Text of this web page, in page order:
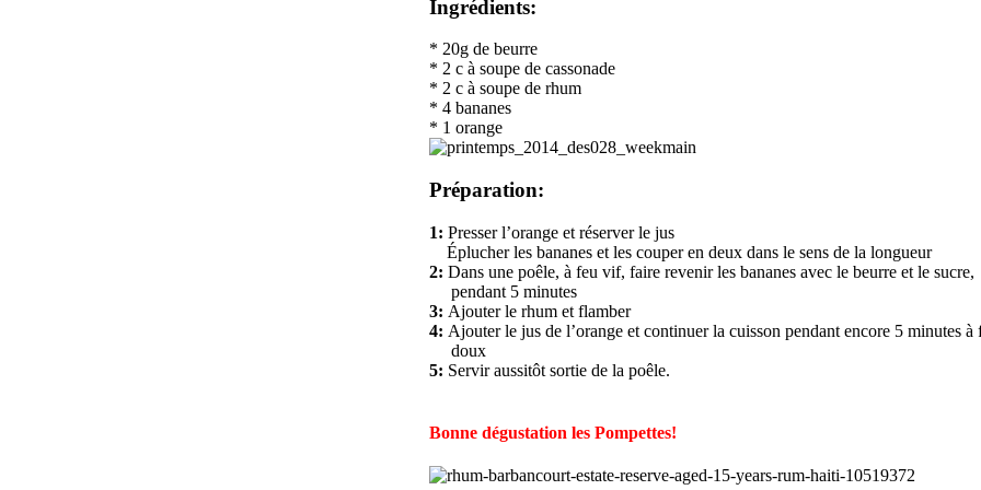
Ingrédients:
* 20g de beurre
* 2 c à soupe de cassonade
* 2 c à soupe de rhum
* 4 bananes
* 1 orange
Préparation:
1: Presser l’orange et réserver le jus
Éplucher les bananes et les couper en deux dans le sens de la longueur
2: Dans une poêle, à feu vif, faire revenir les bananes avec le beurre et le sucre,
pendant 5 minutes
3: Ajouter le rhum et flamber
4: Ajouter le jus de l’orange et continuer la cuisson pendant encore 5 minutes à
doux
5: Servir aussitôt sortie de la poêle.
Bonne dégustation les Pompettes!